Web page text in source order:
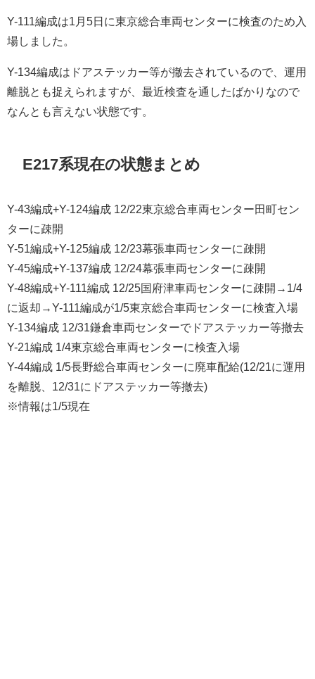
Y-111編成は1月5日に東京総合車両センターに検査のため入
場しました。
Y-134編成はドアステッカー等が撤去されているので、運用
離脱とも捉えられますが、最近検査を通したばかりなので
なんとも言えない状態です。
E217系現在の状態まとめ
Y-43編成+Y-124編成 12/22東京総合車両センター田町セン
ターに疎開
Y-51編成+Y-125編成 12/23幕張車両センターに疎開
Y-45編成+Y-137編成 12/24幕張車両センターに疎開
Y-48編成+Y-111編成 12/25国府津車両センターに疎開→1/4
に返却→Y-111編成が1/5東京総合車両センターに検査入場
Y-134編成 12/31鎌倉車両センターでドアステッカー等撤去
Y-21編成 1/4東京総合車両センターに検査入場
Y-44編成 1/5長野総合車両センターに廃車配給(12/21に運用
を離脱、12/31にドアステッカー等撤去)
※情報は1/5現在